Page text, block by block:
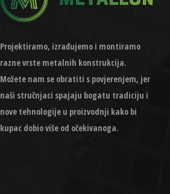
Projektiramo, izrađujemo i montiramo
razne vrste metalnih konstrukcija.
Možete nam se obratiti s povjerenjem, jer
naši stručnjaci spajaju bogatu tradiciju i
nove tehnologije u proizvodnji kako bi
kupac dobio više od očekivanoga.